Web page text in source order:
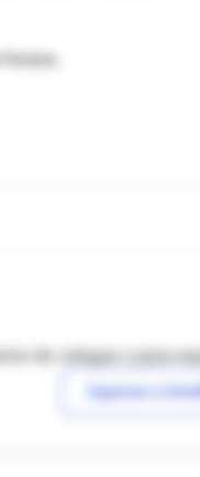
de colegas o para
Ingresar a